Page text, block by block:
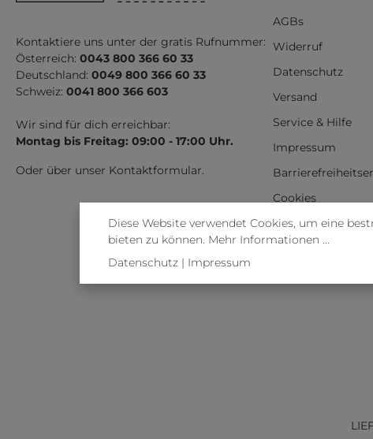
Kontaktiere uns unter der gratis Rufnummer:
Österreich: 0043 800 366 60 33
Deutschland: 0049 800 366 60 33
Schweiz: 0041 800 366 603
Wir sind für dich erreichbar:
Montag bis Freitag: 09:00 - 17:00 Uhr.
Oder über unser Kontaktformular.
AGBs
Widerruf
Datenschutz
Versand
Service & Hilfe
Impressum
Cookies
Vertrag
Diese Website verwendet Cookies, um eine
bieten zu können. Mehr Informationen ...
Datenschutz| Impressum